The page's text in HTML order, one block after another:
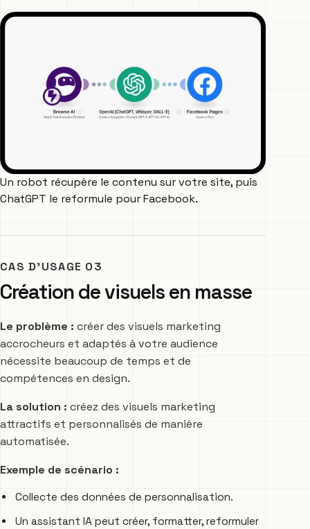
Un robot récupère le contenu sur votre site, puis
ChatGPT le reformule pour Facebook.
CAS D’USAGE 03
Création de visuels en masse
Le problème : créer des visuels marketing
accrocheurs et adaptés à votre audience
nécessite beaucoup de temps et de
compétences en design.
La solution : créez des visuels marketing
attractifs et personnalisés de manière
automatisée.
Exemple de scénario :
Collecte des données de personnalisation.
Un assistant IA peut créer, formatter, reformuler